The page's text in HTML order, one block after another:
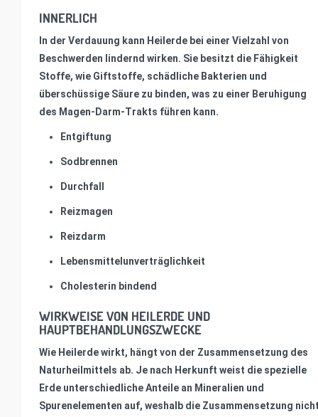
INNERLICH
In der Verdauung kann Heilerde bei einer Vielzahl von
Beschwerden lindernd wirken. Sie besitzt die Fähigkeit
Stoffe, wie Giftstoffe, schädliche Bakterien und
überschüssige Säure zu binden, was zu einer Beruhigung
des Magen-Darm-Trakts führen kann.
Entgiftung
Sodbrennen
Durchfall
Reizmagen
Reizdarm
Lebensmittelunverträglichkeit
Cholesterin bindend
WIRKWEISE VON HEILERDE UND
HAUPTBEHANDLUNGSZWECKE
Wie Heilerde wirkt, hängt von der Zusammensetzung des
Naturheilmittels ab. Je nach Herkunft weist die spezielle
Erde unterschiedliche Anteile an Mineralien und
Spurenelementen auf, weshalb die Zusammensetzung